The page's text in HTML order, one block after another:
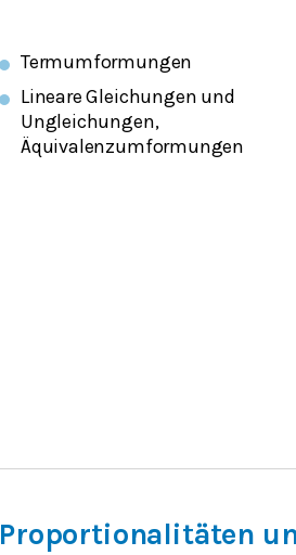
Termumformungen
Lineare Gleichungen und
Ungleichungen,
Äquivalenzumformungen
Proportionalitäten